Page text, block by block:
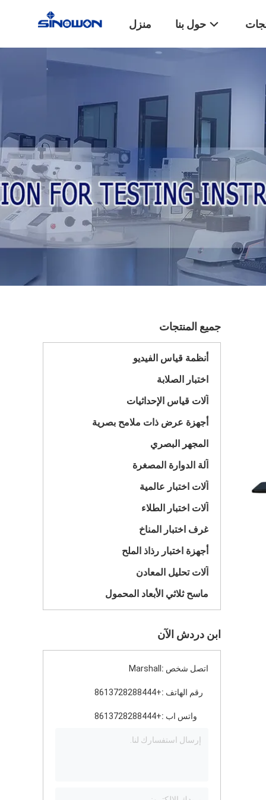
منزل حول بنا
جميع المنتجات
أنظمة قياس الفيديو
اختبار الصلابة
آلات قياس الإحداثيات
أجهزة عرض ذات ملامح بصرية
المجهر البصري
آلة الدوارة المصغرة
آلات اختبار عالمية
آلات اختبار الطلاء
غرف اختبار المناخ
أجهزة اختبار رذاذ الملح
آلات تحليل المعادن
ماسح ثلاثي الأبعاد المحمول
ابن دردش الآن
اتصل شخص : Marshall
رقم الهاتف :+8613728288444
واتس اب :+8613728288444